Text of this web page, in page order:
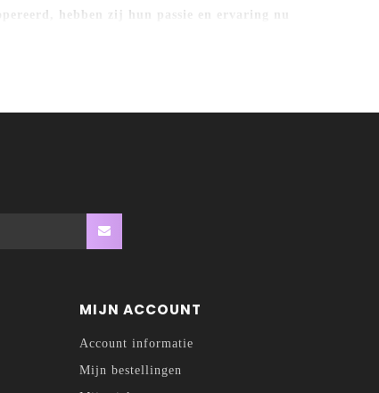
hebben zij hun passie en ervaring nu
koffiemerk. Ontdek dus nu deze "single origin"
MIJN ACCOUNT
Account informatie
Mijn bestellingen